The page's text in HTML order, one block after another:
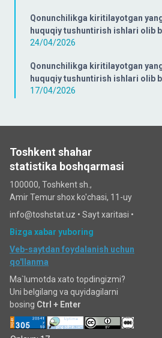
Qonunchilikga kiritilayotgan
huquqiy tushuntirish ishlari olib
24/04/2026
Qonunchilikga kiritilayotgan
huquqiy tushuntirish ishlari olib
17/04/2026
Toshkent shahar
statistika boshqarmasi
100000, Toshkent sh.,
Amir Temur shox ko'chasi, 11-uy
info@toshstat.uz • Sayt xaritasi •
Bizga xabar yuboring
Veb-saytdan foydalanish uchun
qo'llanma
Ma`lumotda xato topdingizmi?
Uni belgilang va quyidagilarni
bosing Ctrl + Enter